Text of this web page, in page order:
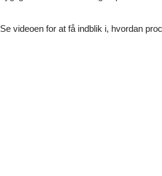
Se videoen for at få indblik i, hvordan